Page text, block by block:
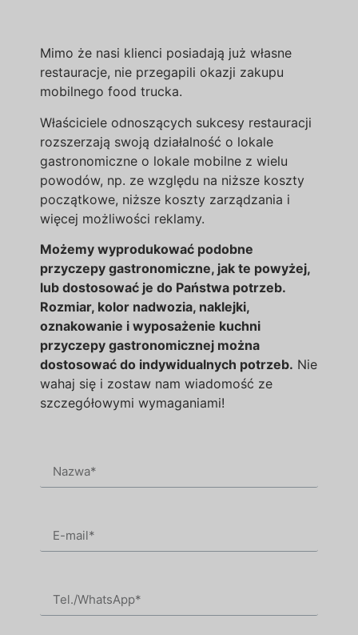
Mimo że nasi klienci posiadają już własne
restauracje, nie przegapili okazji zakupu
mobilnego food trucka.
Właściciele odnoszących sukcesy restauracji
rozszerzają swoją działalność o lokale
gastronomiczne o lokale mobilne z wielu
powodów, np. ze względu na niższe koszty
początkowe, niższe koszty zarządzania i
więcej możliwości reklamy.
Możemy wyprodukować podobne
przyczepy gastronomiczne, jak te powyżej,
lub dostosować je do Państwa potrzeb.
Rozmiar, kolor nadwozia, naklejki,
oznakowanie i wyposażenie kuchni
przyczepy gastronomicznej można
dostosować do indywidualnych potrzeb. Nie
wahaj się i zostaw nam wiadomość ze
szczegółowymi wymaganiami!